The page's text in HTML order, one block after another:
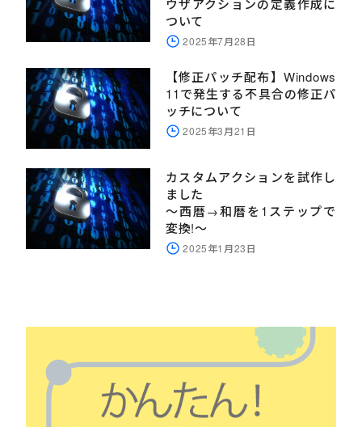
ウザアクションの定義作成に
ついて
2025年7月28日
【修正パッチ配布】Windows
11で発生する不具合の修正パ
ッチについて
2025年3月21日
カスタムアクションを試作し
ました
～西暦→和暦を1ステップで
変換!～
2025年1月23日